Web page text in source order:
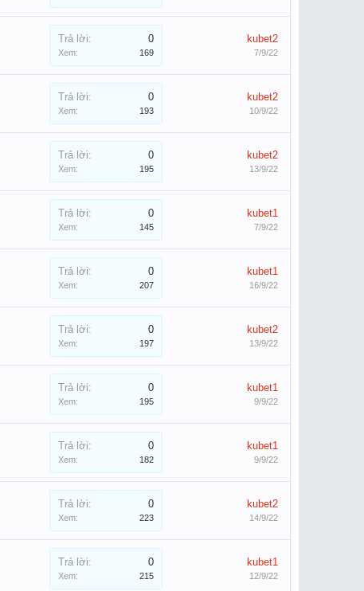
Trả lời: 0
Xem: 169
kubet2
7/9/22
Trả lời: 0
Xem: 193
kubet2
10/9/22
Trả lời: 0
Xem: 195
kubet2
13/9/22
Trả lời: 0
Xem: 145
kubet1
7/9/22
Trả lời: 0
Xem: 207
kubet1
16/9/22
Trả lời: 0
Xem: 197
kubet2
13/9/22
Trả lời: 0
Xem: 195
kubet1
9/9/22
Trả lời: 0
Xem: 182
kubet1
9/9/22
Trả lời: 0
Xem: 223
kubet2
14/9/22
Trả lời: 0
Xem: 215
kubet1
12/9/22